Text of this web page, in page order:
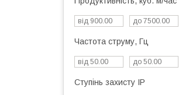
Частота струму, Гц
Ступінь захисту IP